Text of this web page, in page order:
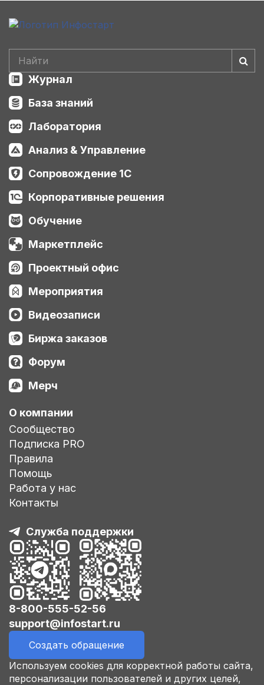
Журнал
База знаний
Лаборатория
Анализ & Управление
Сопровождение 1С
Корпоративные решения
Обучение
Маркетплейс
Проектный офис
Мероприятия
Видеозаписи
Биржа заказов
Форум
Мерч
О компании
Сообщество
Подписка PRO
Правила
Помощь
Работа у нас
Контакты
Служба поддержки
8-800-555-52-56
support@infostart.ru
Создать обращение
Используем cookies для корректной работы сайта,
персонализации пользователей и других целей,